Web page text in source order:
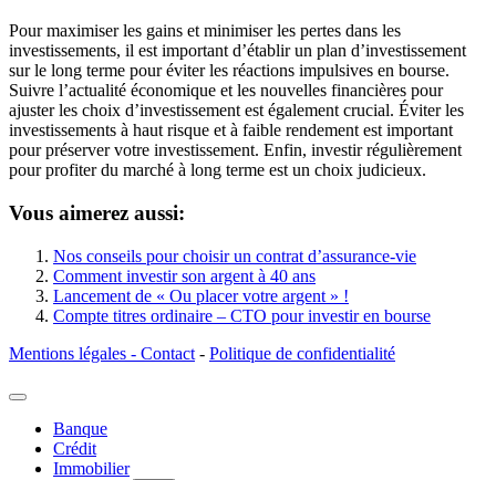
Pour maximiser les gains et minimiser les pertes dans les
investissements, il est important d’établir un plan d’investissement
sur le long terme pour éviter les réactions impulsives en bourse.
Suivre l’actualité économique et les nouvelles financières pour
ajuster les choix d’investissement est également crucial. Éviter les
investissements à haut risque et à faible rendement est important
pour préserver votre investissement. Enfin, investir régulièrement
pour profiter du marché à long terme est un choix judicieux.
Vous aimerez aussi:
Nos conseils pour choisir un contrat d’assurance-vie
Comment investir son argent à 40 ans
Lancement de « Ou placer votre argent » !
Compte titres ordinaire – CTO pour investir en bourse
Mentions légales - Contact - Politique de confidentialité
Banque
Crédit
Immobilier